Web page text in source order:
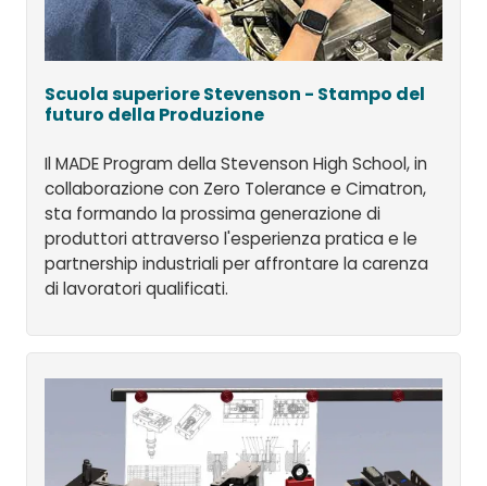
Scuola superiore Stevenson - Stampo del
futuro della Produzione
Il MADE Program della Stevenson High School, in
collaborazione con Zero Tolerance e Cimatron,
sta formando la prossima generazione di
produttori attraverso l'esperienza pratica e le
partnership industriali per affrontare la carenza
di lavoratori qualificati.